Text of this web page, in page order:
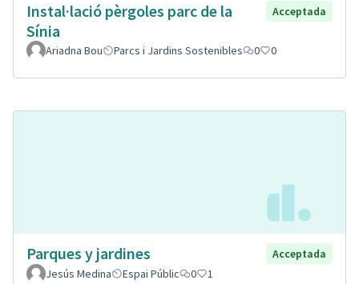
Instal·lació pèrgoles parc de la
Sínia
Acceptada
Ariadna Bou Parcs i Jardins Sostenibles 0 0
Parques y jardines
Acceptada
Jesús Medina
Espai Públic 0 1